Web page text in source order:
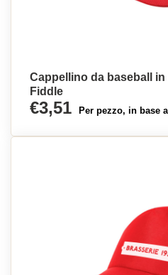
Cappellino da baseball
Fiddle
€3,51 Per pezzo, in base